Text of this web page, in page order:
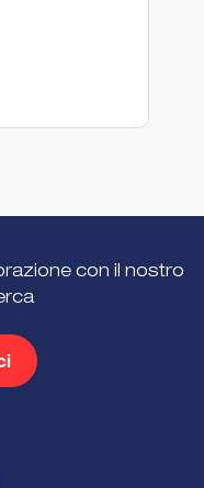
con il nostro